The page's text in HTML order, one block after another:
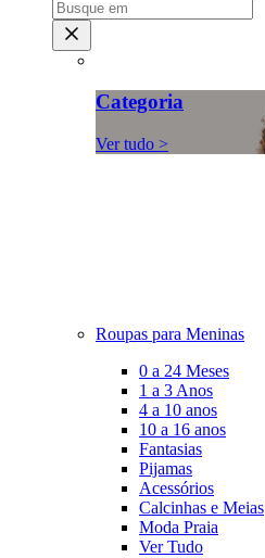
Categoria
Ver tudo >
Roupas para Meninas
0 a 24 Meses
1 a 3 Anos
4 a 10 anos
10 a 16 anos
Fantasias
Pijamas
Acessórios
Calcinhas e Meias
Moda Praia
Ver Tudo